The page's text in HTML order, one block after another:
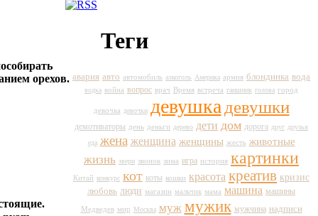
орехов.
Теги
авария авто автомобиль алкоголь Америка армия блондинка вода
водка война вопрос врач Время встреча гаишник голова город
девочка девочки девушка девушки
демотиваторы день деньги дерево дети дом дорога друг друзья
еда жена женщина женщины жесть животные
жизнь звери звонок зима игра история картинки
Китай конкурс кот коты кошки красота креатив кризис
любовь люди магазин мальчик мама машина машины
Медведев мир Москва муж мужик мужчина надписи